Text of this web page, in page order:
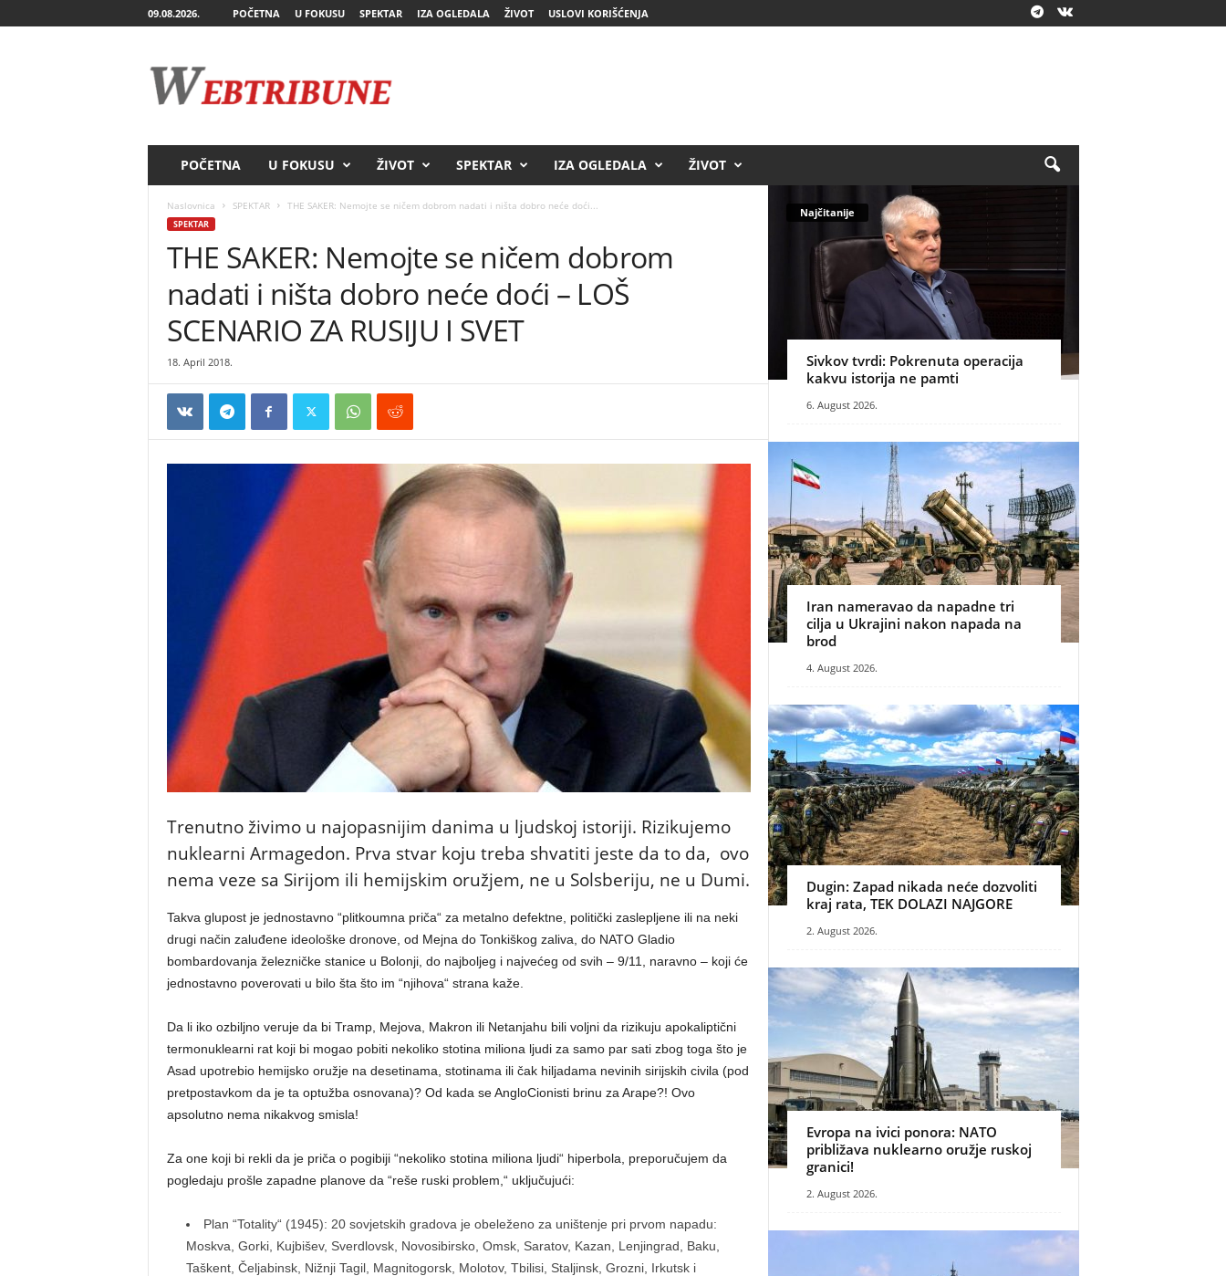
09.08.2026. POČETNA U FOKUSU SPEKTAR IZA OGLEDALA ŽIVOT USLOVI KORIŠĆENJA
POČETNA U FOKUSU ŽIVOT SPEKTAR IZA OGLEDALA ŽIVOT
Naslovnica SPEKTAR THE SAKER: Nemojte se ničem dobrom nadati i ništa dobro neće doći...
SPEKTAR
THE SAKER: Nemojte se ničem dobrom
nadati i ništa dobro neće doći – LOŠ
SCENARIO ZA RUSIJU I SVET
18. April 2018.
Trenutno živimo u najopasnijim danima u ljudskoj istoriji. Rizikujemo
nuklearni Armagedon. Prva stvar koju treba shvatiti jeste da to da, ovo
nema veze sa Sirijom ili hemijskim oružjem, ne u Solsberiju, ne u Dumi.
Takva glupost je jednostavno “plitkoumna priča“ za metalno defektne, politički zaslepljene ili na neki
drugi način zaluđene ideološke dronove, od Mejna do Tonkiškog zaliva, do NATO Gladio
bombardovanja železničke stanice u Bolonji, do najboljeg i najvećeg od svih – 9/11, naravno – koji će
jednostavno poverovati u bilo šta što im “njihova“ strana kaže.
Da li iko ozbiljno veruje da bi Tramp, Mejova, Makron ili Netanjahu bili voljni da rizikuju apokaliptični
termonuklearni rat koji bi mogao pobiti nekoliko stotina miliona ljudi za samo par sati zbog toga što je
Asad upotrebio hemijsko oružje na desetinama, stotinama ili čak hiljadama nevinih sirijskih civila (pod
pretpostavkom da je ta optužba osnovana)? Od kada se AngloCionisti brinu za Arape?! Ovo
apsolutno nema nikakvog smisla!
Za one koji bi rekli da je priča o pogibiji “nekoliko stotina miliona ljudi“ hiperbola, preporučujem da
pogledaju prošle zapadne planove da “reše ruski problem,“ uključujući:
Plan “Totality“ (1945): 20 sovjetskih gradova je obeleženo za uništenje pri prvom napadu:
Moskva, Gorki, Kujbišev, Sverdlovsk, Novosibirsko, Omsk, Saratov, Kazan, Lenjingrad, Baku,
Taškent, Čeljabinsk, Nižnji Tagil, Magnitogorsk, Molotov, Tbilisi, Staljinsk, Grozni, Irkutsk i
Najčitanije
Sivkov tvrdi: Pokrenuta operacija
kakvu istorija ne pamti
6. August 2026.
Iran nameravao da napadne tri
cilja u Ukrajini nakon napada na
brod
4. August 2026.
Dugin: Zapad nikada neće dozvoliti
kraj rata, TEK DOLAZI NAJGORE
2. August 2026.
Evropa na ivici ponora: NATO
približava nuklearno oružje ruskoj
granici!
2. August 2026.